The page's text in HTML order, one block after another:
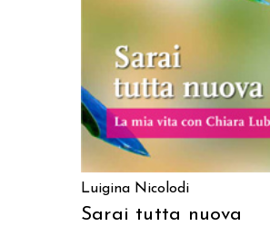
Luigina Nicolodi
Sarai tutta nuova